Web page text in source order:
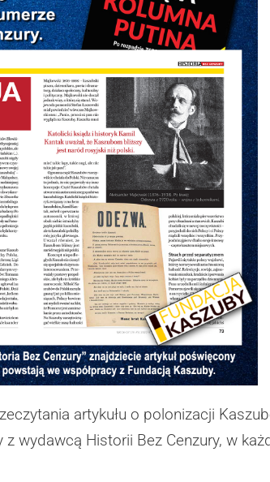
artykułu o polonizacji
z wydawcą Historii Bez Cenzury, w